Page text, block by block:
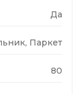
Да
Паркет
80